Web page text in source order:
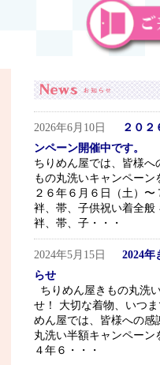
2026年6月10日
２０２
ンペーン開催中です。
ちりめん屋では、皆様へ
もの丸洗いキャンペーン
２６年６月６日（土）
袢、帯、子供祝い着全
袢、帯、子・・・
2024年5月15日
2024
らせ
ちりめん屋きもの丸洗
せ！ 大切な着物、いつ
めん屋では、皆様への
丸洗い半額キャンペーン
４年６・・・